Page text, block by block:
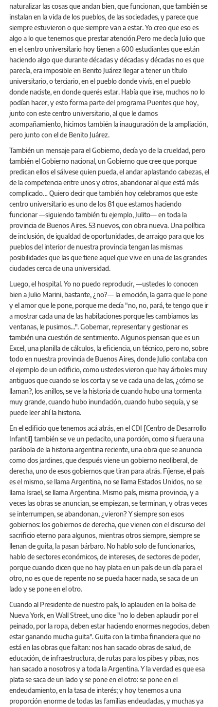
naturalizar las cosas que andan bien, que funcionan, que también se
instalan en la vida de los pueblos, de las sociedades, y parece que
siempre estuvieron o que siempre van a estar. Yo creo que eso es
algo a lo que tenemos que prestar atención.Pero me decía Julio que
en el centro universitario hoy tienen a 600 estudiantes que están
haciendo algo que durante décadas y décadas y décadas no es que
parecía, era imposible en Benito Juárez llegar a tener un título
universitario, o terciario, en el pueblo donde vivís, en el pueblo
donde naciste, en donde querés estar. Había que irse, muchos no lo
podían hacer, y esto forma parte del programa Puentes que hoy,
junto con este centro universitario, al que le damos
acompañamiento, hicimos también la inauguración de la ampliación,
pero junto con el de Benito Juárez.
También un mensaje para el Gobierno, decía yo de la crueldad, pero
también el Gobierno nacional, un Gobierno que cree que porque
predican ellos el sálvese quien pueda, el andar aplastando cabezas, el
de la competencia entre unos y otros, abandonar al que está más
complicado… Quiero decir que también hoy celebramos que este
centro universitario es uno de los 81 que estamos haciendo
funcionar —siguiendo también tu ejemplo, Julito— en toda la
provincia de Buenos Aires. 53 nuevos, con obra nueva. Una política
de inclusión, de igualdad de oportunidades, de arraigo para que los
pueblos del interior de nuestra provincia tengan las mismas
posibilidades que las que tiene aquel que vive en una de las grandes
ciudades cerca de una universidad.
Luego, el hospital. Yo no puedo reproducir, —ustedes lo conocen
bien a Julio Marini, bastante, ¿no?— la emoción, la garra que le pone
y el amor que le pone, porque me decía "no, no, pará, te tengo que ir
a mostrar cada una de las habitaciones porque les cambiamos las
ventanas, le pusimos…". Gobernar, representar y gestionar es
también una cuestión de sentimiento. Algunos piensan que es un
Excel, una planilla de cálculos, la eficiencia, un técnico, pero no, sobre
todo en nuestra provincia de Buenos Aires, donde Julio contaba con
el ejemplo de un edificio, como ustedes vieron que hay árboles muy
antiguos que cuando se los corta y se ve cada una de las, ¿cómo se
llaman?, los anillos, se ve la historia de cuando hubo una tormenta
muy grande, cuando hubo inundación, cuando hubo sequía, y se
puede leer ahí la historia.
En el edificio que tenemos acá atrás, en el CDI [Centro de Desarrollo
Infantil] también se ve un pedacito, una porción, como si fuera una
parábola de la historia argentina reciente, una obra que se anuncia
como dos jardines, que después viene un gobierno neoliberal, de
derecha, uno de esos gobiernos que tiran para atrás. Fíjense, el país
es el mismo, se llama Argentina, no se llama Estados Unidos, no se
llama Israel, se llama Argentina. Mismo país, misma provincia, y a
veces las obras se anuncian, se empiezan, se terminan, y otras veces
se interrumpen, se abandonan, ¿vieron? Y siempre son esos
gobiernos: los gobiernos de derecha, que vienen con el discurso del
sacrificio eterno para algunos, mientras otros siempre, siempre se
llenan de guita, la pasan bárbaro. No hablo solo de funcionarios,
hablo de sectores económicos, de intereses, de sectores de poder,
porque cuando dicen que no hay plata en un país de un día para el
otro, no es que de repente no se pueda hacer nada, se saca de un
lado y se pone en el otro.
Cuando al Presidente de nuestro país, lo aplauden en la bolsa de
Nueva York, en Wall Street, uno dice "no lo deben aplaudir por el
peinado, por la ropa, deben estar haciendo enormes negocios, deben
estar ganando mucha guita". Guita con la timba financiera que no
está en las obras que faltan: nos han sacado obras de salud, de
educación, de infraestructura, de rutas para los pibes y pibas, nos
han sacado a nosotros y a toda la Argentina. Y la verdad es que esa
plata se saca de un lado y se pone en el otro: se pone en el
endeudamiento, en la tasa de interés; y hoy tenemos a una
proporción enorme de todas las familias endeudadas, y muchas ya